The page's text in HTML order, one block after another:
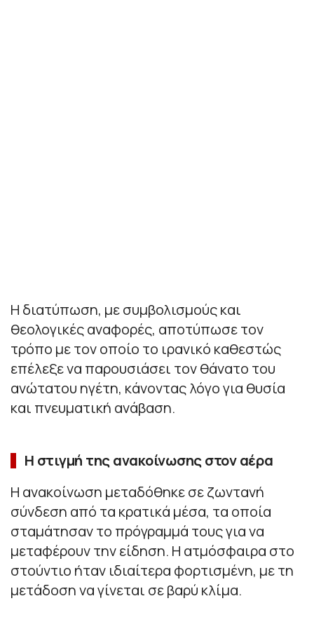
Η διατύπωση, με συμβολισμούς και
θεολογικές αναφορές, αποτύπωσε τον
τρόπο με τον οποίο το ιρανικό καθεστώς
επέλεξε να παρουσιάσει τον θάνατο του
ανώτατου ηγέτη, κάνοντας λόγο για θυσία
και πνευματική ανάβαση.
Η στιγμή της ανακοίνωσης στον αέρα
Η ανακοίνωση μεταδόθηκε σε ζωντανή
σύνδεση από τα κρατικά μέσα, τα οποία
σταμάτησαν το πρόγραμμά τους για να
μεταφέρουν την είδηση. Η ατμόσφαιρα στο
στούντιο ήταν ιδιαίτερα φορτισμένη, με τη
μετάδοση να γίνεται σε βαρύ κλίμα.